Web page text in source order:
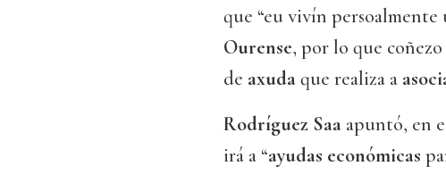
que “eu vivín persoalmente
Ourense, por lo que
de axudaque realiza a
Rodríguez Saa apuntó, en
irá a “ayudas económicas